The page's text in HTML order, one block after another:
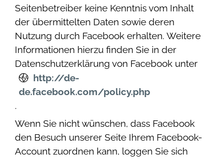
Seitenbetreiber keine Kenntnis vom Inhalt
der übermittelten Daten sowie deren
Nutzung durch Facebook erhalten. Weitere
Informationen hierzu finden Sie in der
Datenschutzerklärung von Facebook unter
http://de-
de.facebook.com/policy.php
.
Wenn Sie nicht wünschen, dass Facebook
den Besuch unserer Seite Ihrem Facebook-
Account zuordnen kann, loggen Sie sich